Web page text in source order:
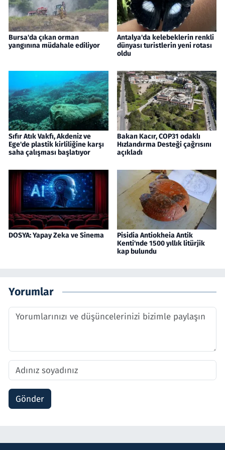
Bursa'da çıkan orman
yangınına müdahale ediliyor
Antalya'da kelebeklerin renkli
dünyası turistlerin yeni rotası
oldu
Sıfır Atık Vakfı, Akdeniz ve
Ege'de plastik kirliliğine karşı
saha çalışması başlatıyor
Bakan Kacır, COP31 odaklı
Hızlandırma Desteği çağrısını
açıkladı
DOSYA: Yapay Zeka ve Sinema
Pisidia Antiokheia Antik
Kenti'nde 1500 yıllık litürjik
kap bulundu
Yorumlar
Gönder